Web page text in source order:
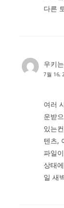
다른
우키
7월 16,
여러
운받
있는
텐츠,
파일
상태
일 새